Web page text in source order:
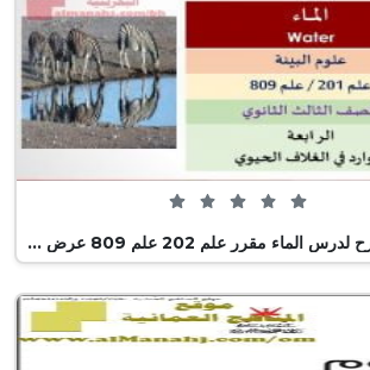
0 من 5 (0 تصويت)
عرض بوربوينت وشرح لدرس الماء مقرر علم 202 علم 809 عرض بوربوينت وش